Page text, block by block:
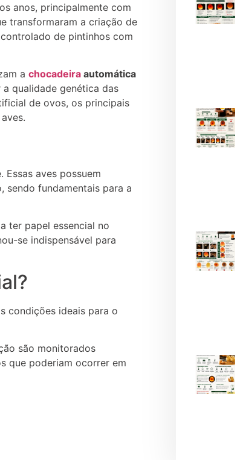
anos, principalmente com
transformaram a criação de
de pintinhos com
a chocadeira automática
qualidade genética das
de ovos, os principais
aves possuem
sendo fundamentais para a
ter papel essencial no
se indispensável para
condições ideais para o
são monitorados
que poderiam ocorrer em